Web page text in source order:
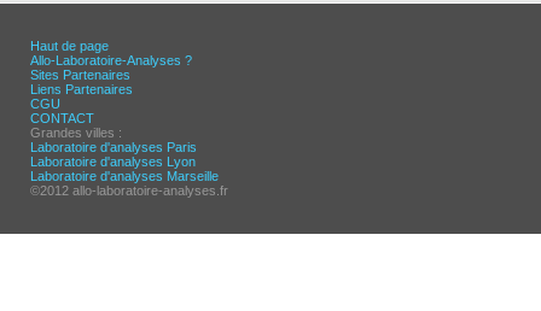
Haut de page
Allo-Laboratoire-Analyses ?
Sites Partenaires
Liens Partenaires
CGU
CONTACT
Grandes villes :
Laboratoire d'analyses Paris
Laboratoire d'analyses Lyon
Laboratoire d'analyses Marseille
©2012 allo-laboratoire-analyses.fr